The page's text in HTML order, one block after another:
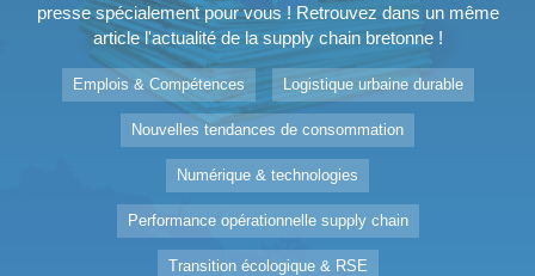
presse spécialement pour vous ! Retrouvez dans un même
article l'actualité de la supply chain bretonne !
Emplois & Compétences Logistique urbaine durable
Nouvelles tendances de consommation
Numérique & technologies
Performance opérationnelle supply chain
Transition écologique & RSE